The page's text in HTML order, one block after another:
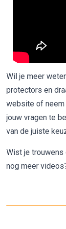
Wil je meer
protectors en
website of neem
jouw vragen te
van de juiste
Wist je trouwens
nog meer